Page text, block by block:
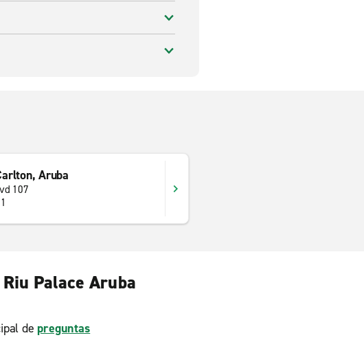
Aruba
107
Palace Aruba
de preguntas